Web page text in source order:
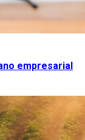
empresarial